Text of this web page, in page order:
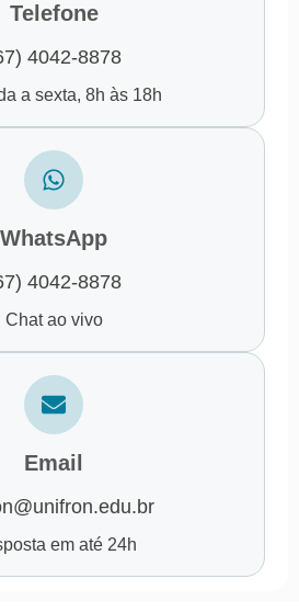
Telefone
4042-8878
a sexta, 8h às 18h
WhatsApp
4042-8878
Chat ao vivo
Email
em até 24h